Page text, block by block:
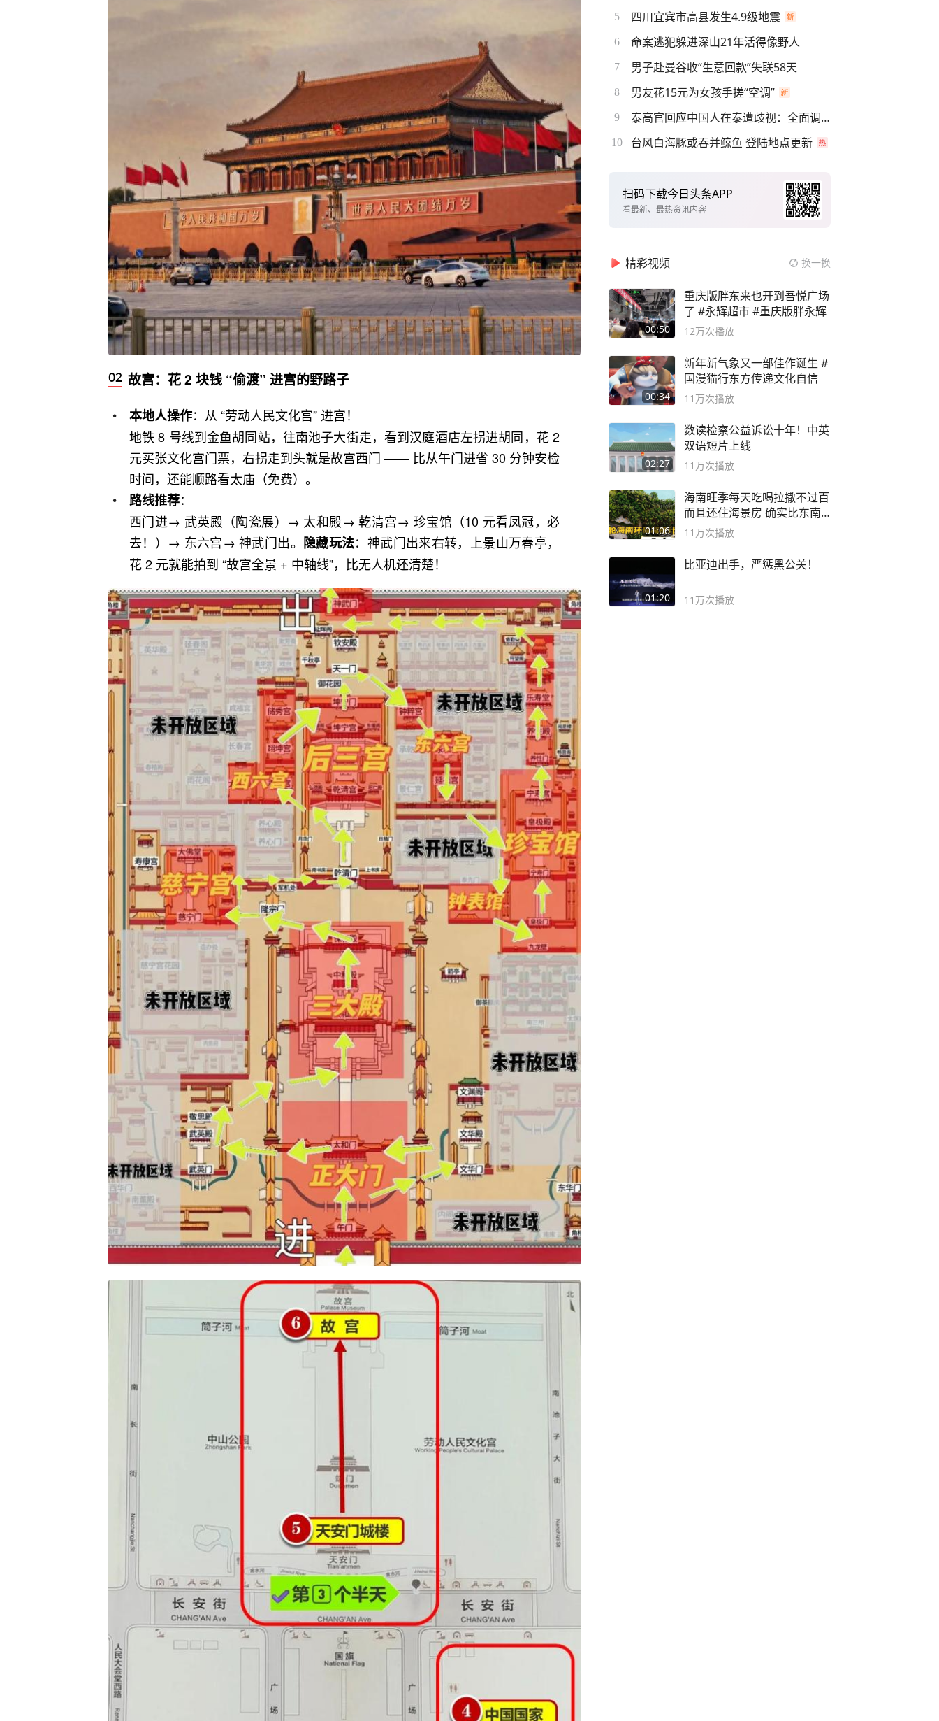
故宫：花 2 块钱 “偷渡” 进宫的野路子
本地人操作：从 “劳动人民文化宫” 进宫！
地铁 8 号线到金鱼胡同站，往南池子大街走，看到汉庭酒店左拐进胡同，花 2
元买张文化宫门票，右拐走到头就是故宫西门 —— 比从午门进省 30 分钟安检
时间，还能顺路看太庙（免费）。
路线推荐：
西门进→ 武英殿（陶瓷展）→ 太和殿→ 乾清宫→ 珍宝馆（10 元看凤冠，必
去！）→ 东六宫→ 神武门出。 隐藏玩法：神武门出来右转，上景山万春亭，
花 2 元就能拍到 “故宫全景 + 中轴线”，比无人机还清楚！
5 四川宜宾市高县发生4.9级地震
6 命案逃犯躲进深山21年活得像野人
7 男子赴曼谷收“生意回款”失联58天
8 男友花15元为女孩手搓“空调”
9 泰高官回应中国人在泰遭歧视：全面调查
10 台风白海豚或吞并鲸鱼 登陆地点更新
扫码下载今日头条APP
看最新、最热资讯内容
精彩视频 换一换
00:50
重庆版胖东来也开到吾悦广场
了 #永辉超市 #重庆版胖永辉
12万次播放
00:34
新年新气象又一部佳作诞生 #
国漫猫行东方传递文化自信
11万次播放
02:27
数读检察公益诉讼十年！中英
双语短片上线
11万次播放
01:06
海南旺季每天吃喝拉撒不过百
而且还住海景房 确实比东南
亚合适
11万次播放
01:20
比亚迪出手，严惩黑公关！
11万次播放